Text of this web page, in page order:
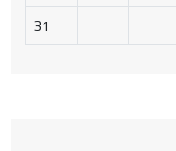
31